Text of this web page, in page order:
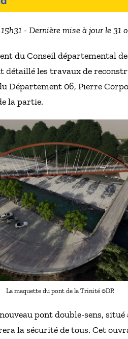
- Dernière mise à jour le 31
du Conseil départemental
détaillé les travaux de
Département 06, Pierre
la partie.
La maquette du pont de la Trinité ©DR
pont double-sens,
la sécurité de tous. Cet